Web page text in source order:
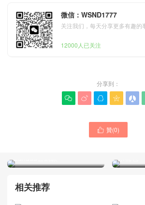
微信：WSND1777
关注我们，每天分享更多有趣的
12000人已关注
分享到：
    
 贊(0)
Chanel包包新款25bag 26c
香奈兒
25bag
相关推荐